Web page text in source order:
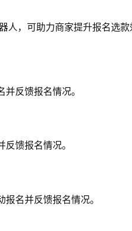
，可助力商家提升报名选
反馈报名情况。
馈报名情况。
名并反馈报名情况。